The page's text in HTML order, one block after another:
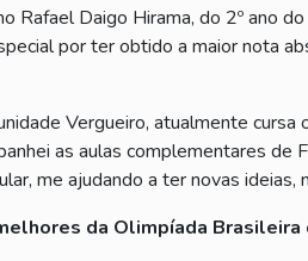
Rafael Daigo Hirama, do 2º ano
por ter obtido a maior nota
Vergueiro, atualmente
as aulas complementares
me ajudando a ter novas ideias,
da Olimpíada Brasileira